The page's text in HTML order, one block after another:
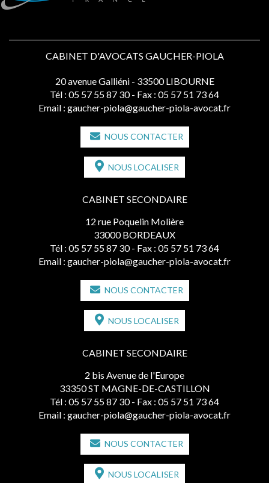
CABINET D'AVOCATS GAUCHER-PIOLA
20 avenue Galliéni - 33500 LIBOURNE
Tél : 05 57 55 87 30 - Fax : 05 57 51 73 64
Email : gaucher-piola@gaucher-piola-avocat.fr
NOUS CONTACTER
NOUS LOCALISER
CABINET SECONDAIRE
12 rue Poquelin Molière
33000 BORDEAUX
Tél : 05 57 55 87 30 - Fax : 05 57 51 73 64
Email : gaucher-piola@gaucher-piola-avocat.fr
NOUS CONTACTER
NOUS LOCALISER
CABINET SECONDAIRE
2 bis Avenue de l'Europe
33350 ST MAGNE-DE-CASTILLON
Tél : 05 57 55 87 30 - Fax : 05 57 51 73 64
Email : gaucher-piola@gaucher-piola-avocat.fr
NOUS CONTACTER
NOUS LOCALISER